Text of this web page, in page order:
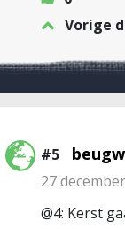
Vorige
#5
27
@4: Kerst